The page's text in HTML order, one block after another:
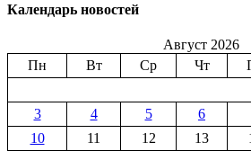
Календарь новостей
Август 2026
Пн
Вт Ср Чт
3
4 5 6
10
11 12 13